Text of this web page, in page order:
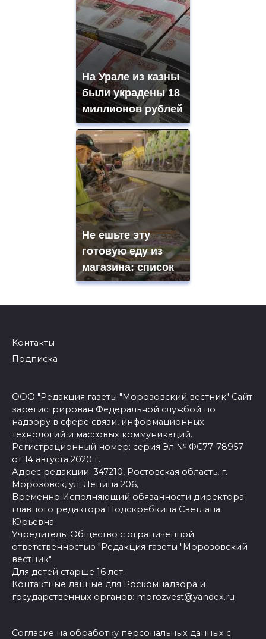
На Урале из казны
были украдены 18
миллионов рублей
Не ешьте эту
готовую еду из
магазина: список
Контакты
Подписка
ООО "Редакция газеты "Морозовский вестник" Сайт
зарегистрирован Федеральной службой по
надзору в сфере связи, информационных
технологий и массовых коммуникаций.
Регистрационный номер: серия Эл № ФС77-78957
от 14 августа 2020 г.
Адрес редакции: 347210, Ростовская область, г.
Морозовск, ул. Ленина 206,
Временно Исполняющий обязанности директора-
главного редактора Подскребкина Светлана
Юрьевна
Учредитель: Общество с ограниченной
ответственностью "Редакция газеты "Морозовский
вестник".
Для детей старше 16 лет.
Контактные данные для Роскомнадзора и
государственных органов: morozvest@yandex.ru
Согласие на обработку персональных данных с